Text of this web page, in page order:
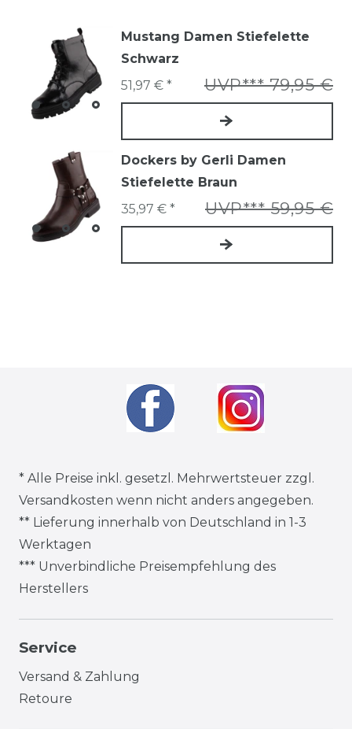
Mustang Damen Stiefelette
Schwarz
UVP*** 79,95 €
51,97 € *
Dockers by Gerli Damen
Stiefelette Braun
UVP*** 59,95 €
35,97 € *
* Alle Preise inkl. gesetzl. Mehrwertsteuer zzgl.
Versandkosten wenn nicht anders angegeben.
** Lieferung innerhalb von Deutschland in 1-3
Werktagen
*** Unverbindliche Preisempfehlung des
Herstellers
Service
Versand & Zahlung
Retoure